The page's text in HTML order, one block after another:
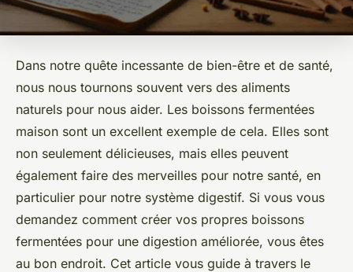
Dans notre quête incessante de bien-être et de santé,
nous nous tournons souvent vers des aliments
naturels pour nous aider. Les boissons fermentées
maison sont un excellent exemple de cela. Elles sont
non seulement délicieuses, mais elles peuvent
également faire des merveilles pour notre santé, en
particulier pour notre système digestif. Si vous vous
demandez comment créer vos propres boissons
fermentées pour une digestion améliorée, vous êtes
au bon endroit. Cet article vous guide à travers le